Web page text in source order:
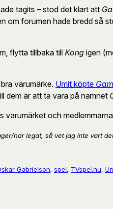
tagits – stod det klart att
om forumen hade bredd så
flytta tillbaka tillKong igen
varumärke. Umit köpte
dem är att ta vara på namnet
och
har legat, så vet jag inte vart
Gabrielson, spel, TVspel.nu,